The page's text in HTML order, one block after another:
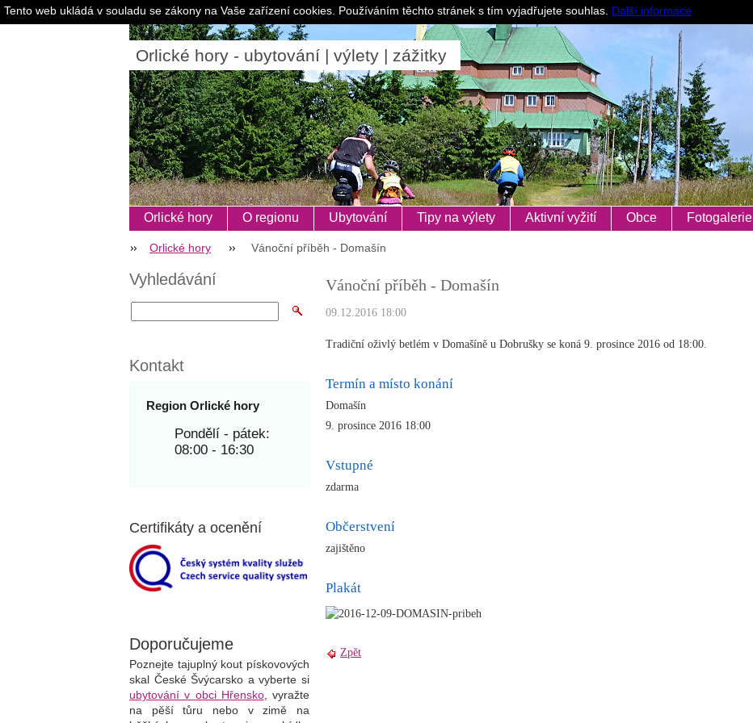
Orlické hory - ubytování | výlety | zážitky
Pro ubytovatele
Orlické hory O regionu Ubytování Tipy na výlety Aktivní vyžití Obce Fotogalerie
Orlické hory Vánoční příběh - Domašín
Vánoční příběh - Domašín
09.12.2016 18:00
Tradiční oživlý betlém v Domašíně u Dobrušky se koná 9. prosince 2016 od 18:00.
Termín a místo konání
Domašín
9. prosince 2016 18:00
Vstupné
zdarma
Občerstvení
zajištěno
Plakát
Zpět
Vyhledávání
Kontakt
Region Orlické hory
Pondělí - pátek:
08:00 - 16:30
Certifikáty a ocenění
Doporučujeme
Poznejte tajuplný kout pískovových
skal České Švýcarsko a vyberte si
ubytování v obci Hřensko, vyražte
na pěší tůru nebo v zimě na
Tento web ukládá v souladu se zákony na Vaše zařízení cookies. Používáním těchto stránek s tím vyjadřujete souhlas. Další informace